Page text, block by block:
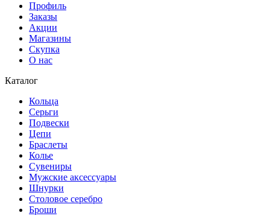
Профиль
Заказы
Акции
Магазины
Скупка
О нас
Каталог
Кольца
Серьги
Подвески
Цепи
Браслеты
Колье
Сувениры
Мужские аксессуары
Шнурки
Столовое серебро
Броши